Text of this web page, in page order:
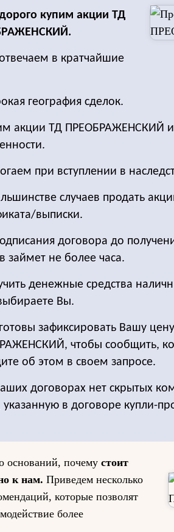
купим акции ТД
в кратчайшие
география сделок.
акции ТД ПРЕОБРАЖЕНСКИЙ
при вступлении в
случаев продать
выписки.
договора до
займет не более часа.
денежные средства
Вы.
зафиксировать Вашу
чтобы сообщить,
об этом в своем запросе.
договорах нет скрытых
указанную в договоре купли-
оснований, почему стоит
к нам. Приведем несколько
которые позволят
более